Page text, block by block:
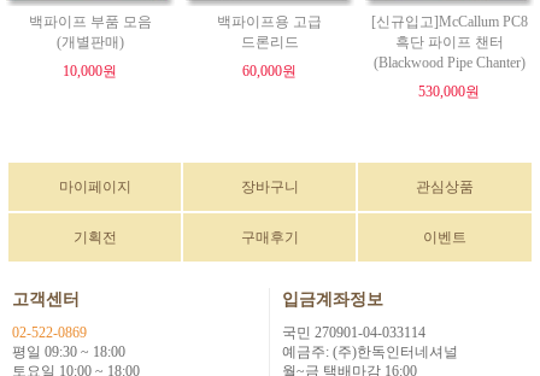
백파이프 부품 모음
(개별판매)
10,000원
백파이프용 고급
드론리드
60,000원
[신규입고]McCallum PC8
흑단 파이프 챈터
(Blackwood Pipe Chanter)
530,000원
마이페이지 장바구니 관심상품
기획전 구매후기 이벤트
고객센터
02-522-0869
평일 09:30 ~ 18:00
토요일 10:00 ~ 18:00
입금계좌정보
국민 270901-04-033114
예금주: (주)한독인터네셔널
월~금 택배마감 16:00